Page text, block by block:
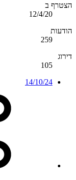
הצטרף ב
12/4/20
הודעות
259
דירוג
105
14/10/24